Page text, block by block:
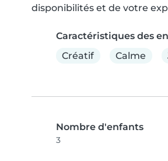
disponibilités et de votre
Caractéristiques des
Créatif
Calme
Nombre d'enfants
3